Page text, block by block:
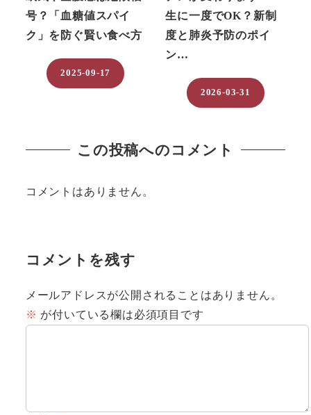
号？「血糖値スパイ
ク」を防ぐ賢い食べ方
2025-09-17
生に一度でOK？新制
度と肺炎予防のポイ
ン…
2026-03-31
この投稿へのコメント
コメントはありません。
コメントを残す
メールアドレスが公開されることはありません。
※ が付いている欄は必須項目です